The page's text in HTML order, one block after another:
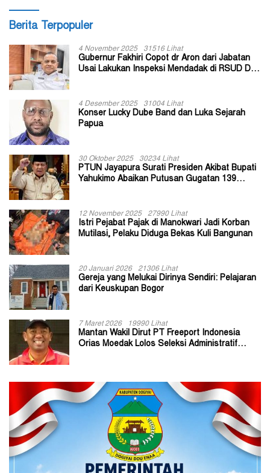
Berita Terpopuler
4 November 2025 31516 Lihat
Gubernur Fakhiri Copot dr Aron dari Jabatan
Usai Lakukan Inspeksi Mendadak di RSUD Dok
4 Desember 2025 31004 Lihat
Konser Lucky Dube Band dan Luka Sejarah
Papua
30 Oktober 2025 30234 Lihat
PTUN Jayapura Surati Presiden Akibat Bupati
Yahukimo Abaikan Putusan Gugatan 139
12 November 2025 27990 Lihat
Istri Pejabat Pajak di Manokwari Jadi Korban
Mutilasi, Pelaku Diduga Bekas Kuli Bangunan
20 Januari 2026 21306 Lihat
Gereja yang Melukai Dirinya Sendiri: Pelajaran
dari Keuskupan Bogor
7 Maret 2026 19990 Lihat
Mantan Wakil Dirut PT Freeport Indonesia
Orias Moedak Lolos Seleksi Administratif